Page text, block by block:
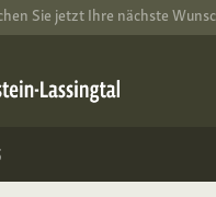
Sie jetzt Ihre nächste